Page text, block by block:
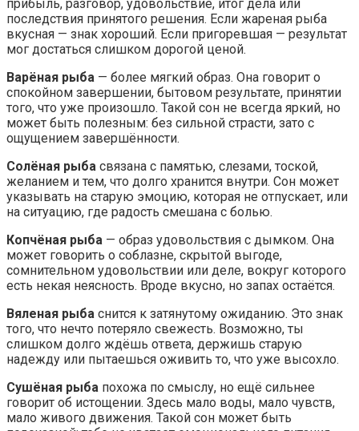
прибыль, разговор, удовольствие, итог дела или
последствия принятого решения. Если жареная рыба
вкусная — знак хороший. Если пригоревшая — результат
мог достаться слишком дорогой ценой.
Варёная рыба — более мягкий образ. Она говорит о
спокойном завершении, бытовом результате, принятии
того, что уже произошло. Такой сон не всегда яркий, но
может быть полезным: без сильной страсти, зато с
ощущением завершённости.
Солёная рыба связана с памятью, слезами, тоской,
желанием и тем, что долго хранится внутри. Сон может
указывать на старую эмоцию, которая не отпускает, или
на ситуацию, где радость смешана с болью.
Копчёная рыба — образ удовольствия с дымком. Она
может говорить о соблазне, скрытой выгоде,
сомнительном удовольствии или деле, вокруг которого
есть некая неясность. Вроде вкусно, но запах остаётся.
Вяленая рыба снится к затянутому ожиданию. Это знак
того, что нечто потеряло свежесть. Возможно, ты
слишком долго ждёшь ответа, держишь старую
надежду или пытаешься оживить то, что уже высохло.
Сушёная рыба похожа по смыслу, но ещё сильнее
говорит об истощении. Здесь мало воды, мало чувств,
мало живого движения. Такой сон может быть